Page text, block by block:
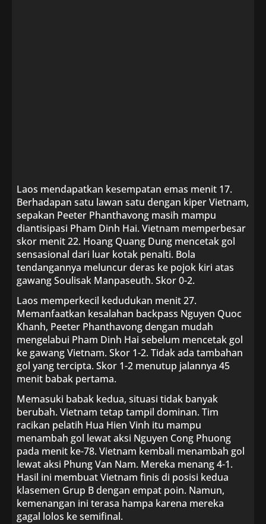
Laos mendapatkan kesempatan emas menit 17.
Berhadapan satu lawan satu dengan kiper Vietnam,
sepakan Peeter Phanthavong masih mampu
diantisipasi Pham Dinh Hai. Vietnam memperbesar
skor menit 22. Hoang Quang Dung mencetak gol
sensasional dari luar kotak penalti. Bola
tendangannya meluncur deras ke pojok kiri atas
gawang Soulisak Manpaseuth. Skor 0-2.
Laos memperkecil kedudukan menit 27.
Memanfaatkan kesalahan backpass Nguyen Quoc
Khanh, Peeter Phanthavong dengan mudah
mengelabui Pham Dinh Hai sebelum mencetak gol
ke gawang Vietnam. Skor 1-2. Tidak ada tambahan
gol yang tercipta. Skor 1-2 menutup jalannya 45
menit babak pertama.
Memasuki babak kedua, situasi tidak banyak
berubah. Vietnam tetap tampil dominan. Tim
racikan pelatih Hua Hien Vinh itu mampu
menambah gol lewat aksi Nguyen Cong Phuong
pada menit ke-78. Vietnam kembali menambah gol
lewat aksi Phung Van Nam. Mereka menang 4-1.
Hasil ini membuat Vietnam finis di posisi kedua
klasemen Grup B dengan empat poin. Namun,
kemenangan ini terasa hampa karena mereka
gagal lolos ke semifinal.